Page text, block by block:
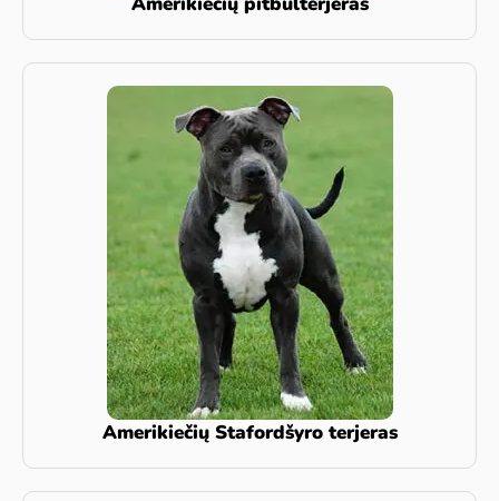
Amerikiečių Stafordšyro terjeras